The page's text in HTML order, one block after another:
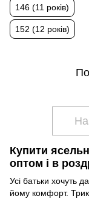
146 (11 років)
152 (12 років)
Купити
оптом і в
Усі батьки хочуть
йому комфорт.